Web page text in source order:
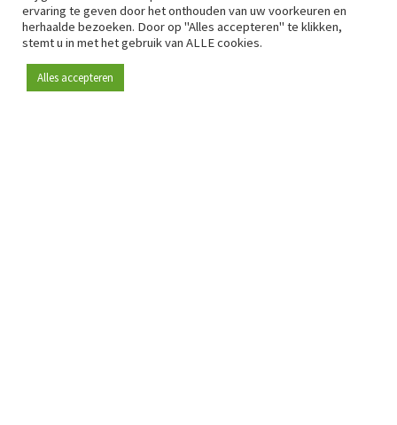
ervaring te geven door het onthouden van uw voorkeuren en
herhaalde bezoeken. Door op "Alles accepteren" te klikken,
stemt u in met het gebruik van ALLE cookies.
Alles accepteren